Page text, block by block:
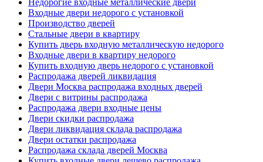
Недорогие входные металлические двери
Входные двери недорого с установкой
Производство дверей
Стальные двери в квартиру
Купить дверь входную металлическую недорого
Входные двери в квартиру недорого
Купить входную дверь недорого с установкой
Распродажа дверей ликвидация
Двери Москва распродажа входных дверей
Двери с витрины распродажа
Распродажа двери входные цены
Двери скидки распродажа
Двери ликвидация склада распродажа
Двери остатки распродажа
Распродажа склада дверей Москва